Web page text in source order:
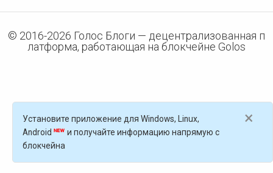
© 2016-2026 Голос Блоги — децентрализованная п
латформа, работающая на блокчейне Golos
×
Установите приложение для Windows, Linux,
Android
и получайте информацию напрямую с
блокчейна